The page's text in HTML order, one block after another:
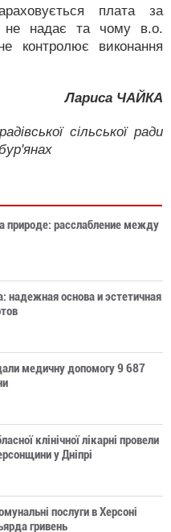
плата за
не надає та чому в.о.
контролює виконання
Лариса ЧАЙКА
сільської ради
природе: расслабление между
надежная основа и эстетичная
медичну допомогу 9 687
клінічної лікарні провели
у Дніпрі
послуги в Херсоні
гривень